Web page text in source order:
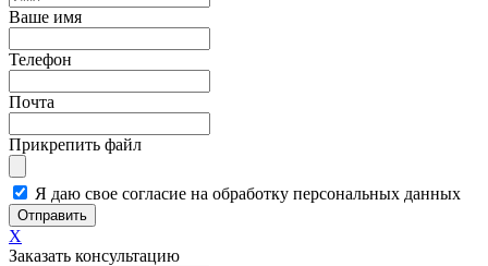
Ваше имя
Телефон
Почта
Прикрепить файл
Я даю свое согласие на обработку персональных данных
Отправить
X
Заказать консультацию